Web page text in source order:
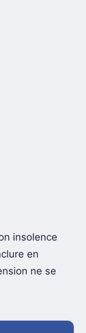
insolence
en
ne se